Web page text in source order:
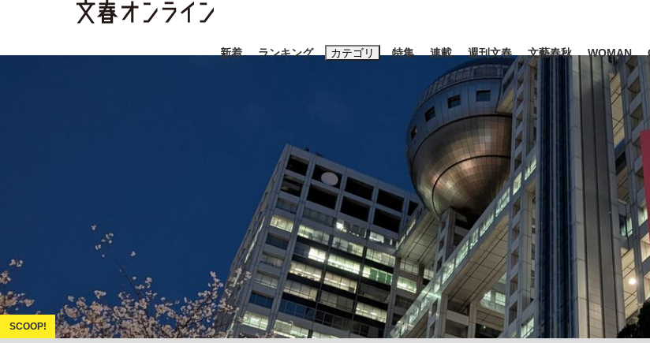
新着 ランキング カテゴリ
エンタメ ライフ ビジネス
「90%は失敗する。でも…」本田圭佑が初めて明かした日本代表監督に... 「最悪の空気
特集
終戦から81年
連載 週刊文春 文藝春秋 WOMAN
キーワード入力
おすすめのキーワードタグ一覧
#藤田晋 #三山凌輝 #高市早苗 #後藤真希 #森岡毅 #城彰二
#玉木雄一郎
#亀和田武